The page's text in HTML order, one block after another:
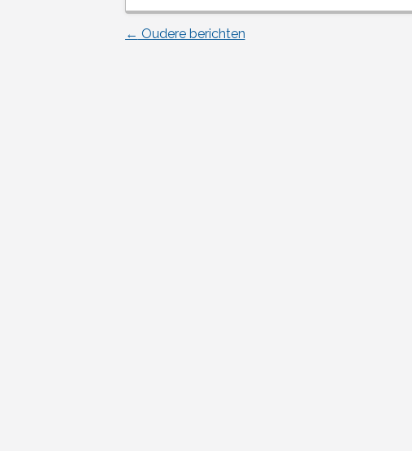
Berichtnavigatie
← Oudere berichten